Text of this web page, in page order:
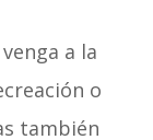
a la
o
también